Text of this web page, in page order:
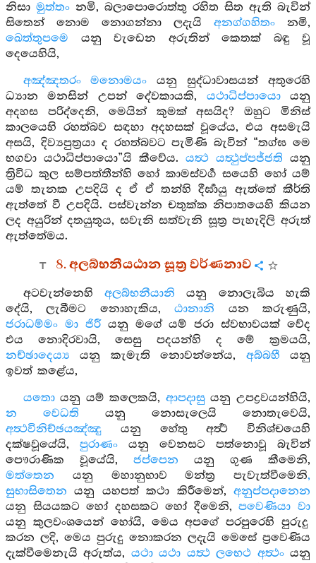
නිසා මුත්තං නමි, බලාපොරොත්තු රහිත සිත ඇති බැවින්
සිතෙන් නොම නොගන්නා ලදැයි අනග්ගහිතං නමි,
ඛෙත්තුපමෙ යනු වැඩෙන අරුතින් කෙතක් බඳු වූ
දෙයෙහියි,
අඤ්ඤතරං මනොමයං යනු සුද්ධාවාසයන් අතුරෙහි
ධ්‍යාන මනසින් උපන් දේවකායකි, යථාධිප්පායොයනු
අදහස පරිද්දෙනි, මෙයින් කුමක් අසයිද? ඔහුට මිනිස්
කාලයෙහි රහත්බව සඳහා අදහසක් වූයේය, එය අසමැයි
අසයි, දිව්‍යපුත්‍රයා ද රහත්බවට පැමිණි බැවින් “තග්ඝ මෙ
භගවා යථාධිප්පායො”යි කීවේය. යත්‍ථ යත්‍ථුප්පජ්ජති යනු
ත්‍රිවිධ කුල සම්පත්තීන්හි හෝ කාමස්වර්‍ග සයෙහි හෝ යම්
යම් තැනක උපදියි ද ඒ ඒ තන්හි දීර්‍ඝායු ඇත්තේ කීර්ති
ඇත්තේ වී උපදියි. පස්වැන්න චතුක්ක නිපාතයෙහි කියන
ලද අයුරින් දතයුතුය, සවැනි සත්වැනි සූත්‍ර පැහැදිලි අරුත්
ඇත්තේමය.
8. අලබ්භනීයඨාන සූත්‍ර වර්ණනාව
අටවැන්නෙහි අලබ්භනීයානි යනු නොලැබිය හැකි
දේයි, ලැබීමට නොහැකිය,ඨානානි යන කරුණුයි,
ජරාධම්මං මා ජිරීයනු මගේ යම් ජරා ස්වභාවයක් වේද
එය නොදිරවායි, සෙසු පදයන්හි ද මේ ක්‍රමයයි,
නච්ඡාදෙය්‍ය යනු කැමැති නොවන්නේය, අබ්බහී යනු
ඉවත් කළේය,
යතොයනු යම් කලෙකයි, ආපදාසුයනු උපද්‍රවයන්හියි,
න වෙධති යනු නොසැලෙයි නොතැවෙයි,
අත්‍ථවිනිච්ඡයඤ්ඤු යනු හේතු අර්‍ත්‍ථ විනිශ්චයෙහි
දක්ෂවූයේයි, පුරාණං යනු වෙනසට පත්නොවූ බැවින්
පෞරාණික වූයේයි, ජප්පෙන යනු ගුණ කීමෙනි,
මත්තෙන යනු මහානුභාව මන්ත්‍ර පැවැත්වීමෙනි,
සුභාසිතෙන යනු යහපත් කථා කිරීමෙන්, අනුප්පදානෙන
යනු සියයකට හෝ දහසකට හෝ දීමෙනි,පවෙණියා වා
යනු කුලවංශයෙන් හෝයි, මෙය අපගේ පරපුරෙහි පුරුදු
කරන ලදි, මෙය පුරුදු නොකරන ලදැයි මෙසේ ප්‍රවෙණිය
දැක්වීමෙනැයි අරුත්ය, යථා යථා යත්‍ථ ලභෙථ අත්‍ථංයනු